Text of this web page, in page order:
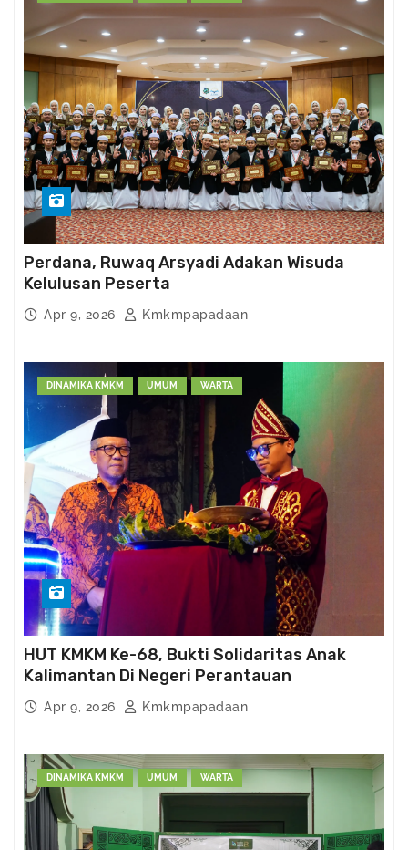
Perdana, Ruwaq Arsyadi Adakan Wisuda
Kelulusan Peserta
Apr 9, 2026 Kmkmpapadaan
DINAMIKA KMKM UMUM WARTA
HUT KMKM Ke-68, Bukti Solidaritas Anak
Kalimantan Di Negeri Perantauan
Apr 9, 2026 Kmkmpapadaan
DINAMIKA KMKM UMUM WARTA